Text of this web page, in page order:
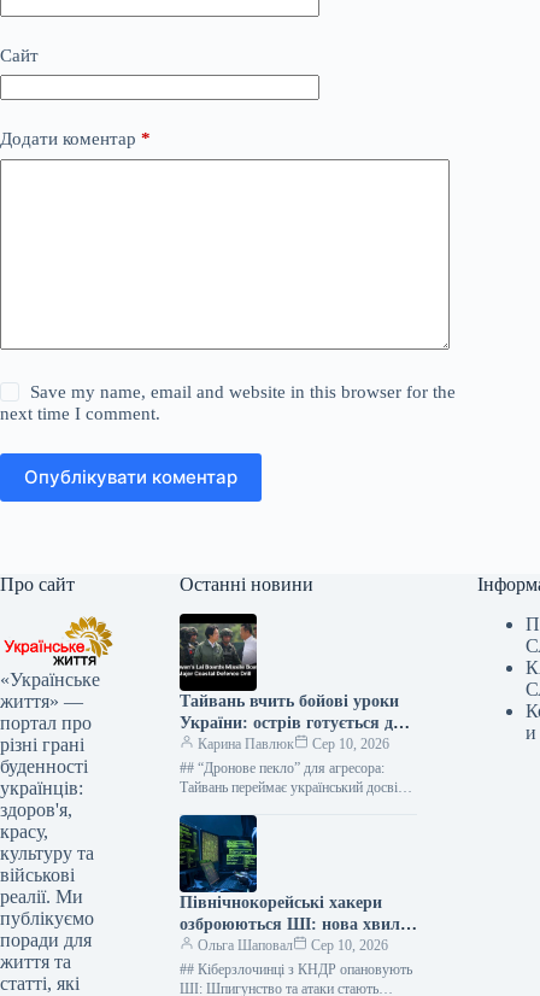
Сайт
Додати коментар *
Save my name, email and website in this browser for the
next time I comment.
Опублікувати коментар
Про сайт
«Українське
життя» —
портал про
різні грані
буденності
українців:
здоров'я,
красу,
культуру та
військові
реалії. Ми
публікуємо
поради для
життя та
статті, які
Останні новини
Тайвань вчить бойові уроки
України: острів готується до
війни з Китаєм
Карина Павлюк
Сер 10, 2026
## “Дронове пекло” для агресора:
Тайвань переймає український досвід
Республіці Міністерство оборони
Тайваню активно інтегрує безпілотні
технології…
Північнокорейські хакери
озброюються ШІ: нова хвиля
кіберзагроз вже тут
Ольга Шаповал
Сер 10, 2026
## Кіберзлочинці з КНДР опановують
ШІ: Шпигунство та атаки стають
и